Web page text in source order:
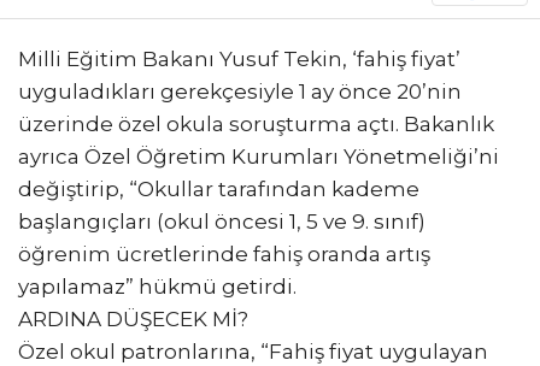
Milli Eğitim Bakanı Yusuf Tekin, ‘fahiş fiyat’
uyguladıkları gerekçesiyle 1 ay önce 20’nin
üzerinde özel okula soruşturma açtı. Bakanlık
ayrıca Özel Öğretim Kurumları Yönetmeliği’ni
değiştirip, “Okullar tarafından kademe
başlangıçları (okul öncesi 1, 5 ve 9. sınıf)
öğrenim ücretlerinde fahiş oranda artış
yapılamaz” hükmü getirdi.
ARDINA DÜŞECEK Mİ?
Özel okul patronlarına, “Fahiş fiyat uygulayan